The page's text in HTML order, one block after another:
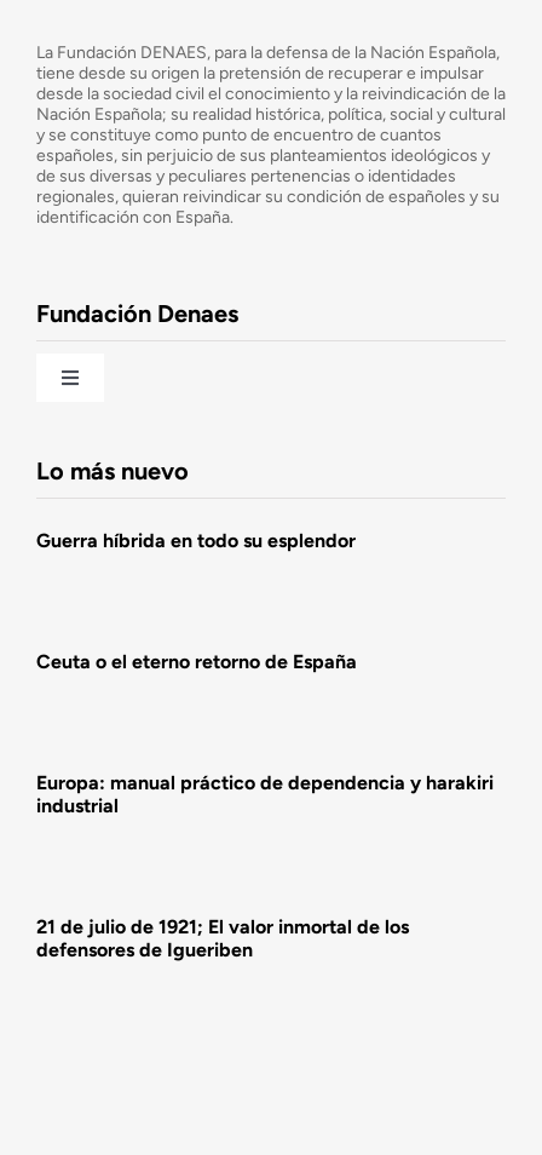
¿Cuáles son nuestros objetivos?
Consejo Asesor
La Fundación DENAES, para la defensa de la Nación Española,
tiene desde su origen la pretensión de recuperar e impulsar
desde la sociedad civil el conocimiento y la reivindicación de la
Nación Española; su realidad histórica, política, social y cultural
y se constituye como punto de encuentro de cuantos
españoles, sin perjuicio de sus planteamientos ideológicos y
de sus diversas y peculiares pertenencias o identidades
regionales, quieran reivindicar su condición de españoles y su
identificación con España.
Fundación Denaes
Toggle
Lo más nuevo
Guerra híbrida en todo su esplendor
Ceuta o el eterno retorno de España
Europa: manual práctico de dependencia y harakiri
industrial
21 de julio de 1921; El valor inmortal de los
defensores de Igueriben